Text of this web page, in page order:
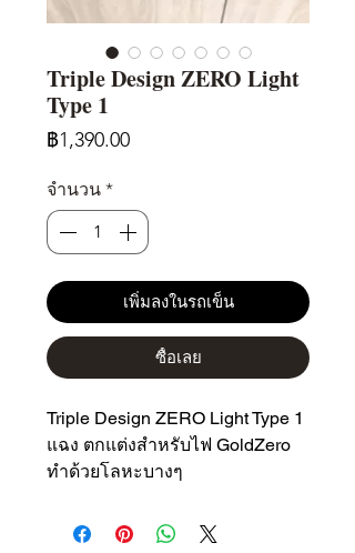
Triple Design ZERO Light
Type 1
฿1,390.00ราคา
จำนวน *
เพิ่มลงในรถเข็น
ซื้อเลย
Triple Design ZERO Light Type 1
แฉง ตกแต่งสำหรับไฟ GoldZero
ทำด้วยโลหะบางๆ